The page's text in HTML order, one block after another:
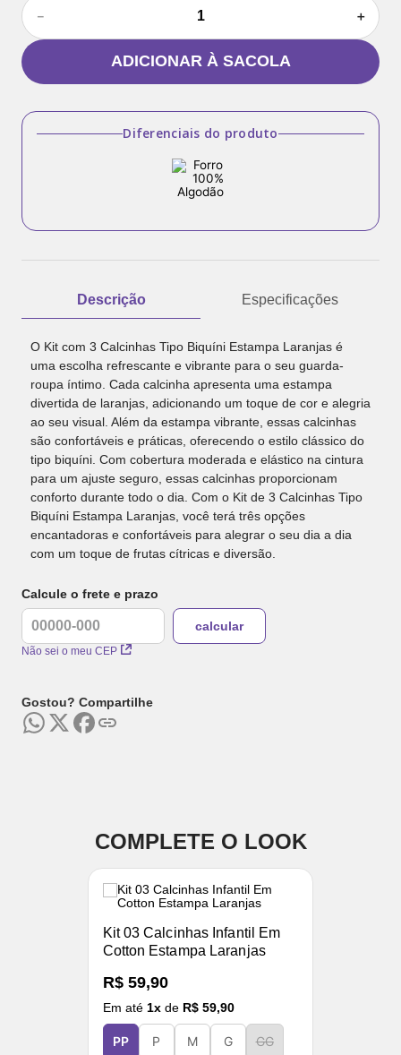
＋
－
ADICIONAR À SACOLA
Diferenciais do produto
Descrição Especificações
O Kit com 3 Calcinhas Tipo Biquíni Estampa Laranjas é
uma escolha refrescante e vibrante para o seu guarda-
roupa íntimo. Cada calcinha apresenta uma estampa
divertida de laranjas, adicionando um toque de cor e alegria
ao seu visual. Além da estampa vibrante, essas calcinhas
são confortáveis e práticas, oferecendo o estilo clássico do
tipo biquíni. Com cobertura moderada e elástico na cintura
para um ajuste seguro, essas calcinhas proporcionam
conforto durante todo o dia. Com o Kit de 3 Calcinhas Tipo
Biquíni Estampa Laranjas, você terá três opções
encantadoras e confortáveis para alegrar o seu dia a dia
com um toque de frutas cítricas e diversão.
Calcule o frete e prazo
Não sei o meu CEP
Gostou? Compartilhe
COMPLETE O LOOK
Kit 03 Calcinhas Infantil Em
Cotton Estampa Laranjas
R$ 59,90
Em até 1x de R$ 59,90
PP P M G GG